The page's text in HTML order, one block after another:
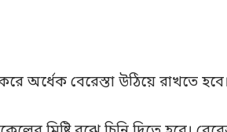
অর্ধেক বেরেস্তা উঠিয়ে রাখতে